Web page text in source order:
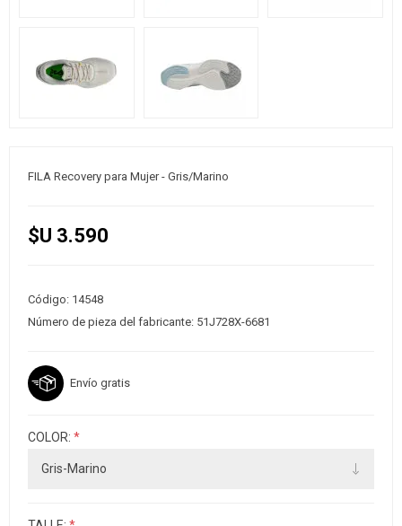
FILA Recovery para Mujer - Gris/Marino
$U 3.590
Código: 14548
Número de pieza del fabricante: 51J728X-6681
Envío gratis
COLOR: *